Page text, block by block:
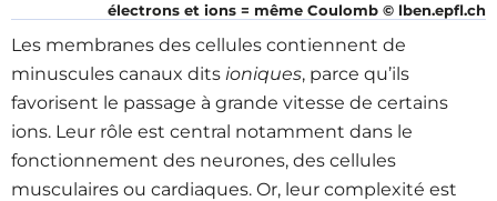
électrons et ions = même Coulomb © lben.epfl.ch
Les membranes des cellules contiennent de
minuscules canaux dits ioniques, parce qu’ils
favorisent le passage à grande vitesse de certains
ions. Leur rôle est central notamment dans le
fonctionnement des neurones, des cellules
musculaires ou cardiaques. Or, leur complexité est